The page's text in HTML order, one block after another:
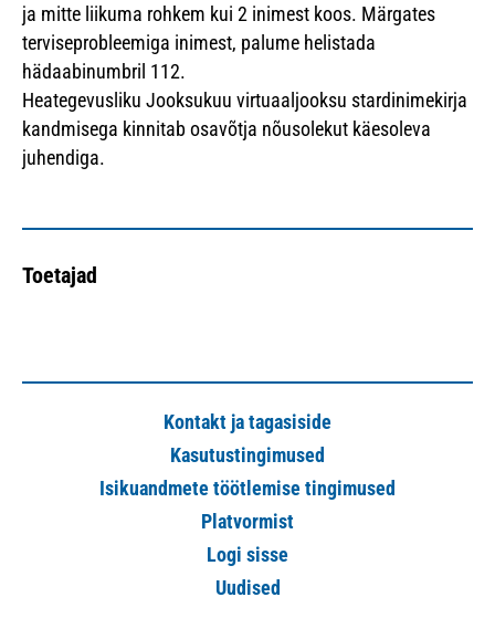
ja mitte liikuma rohkem kui 2 inimest koos. Märgates
terviseprobleemiga inimest, palume helistada
hädaabinumbril 112.
Heategevusliku Jooksukuu virtuaaljooksu stardinimekirja
kandmisega kinnitab osavõtja nõusolekut käesoleva
juhendiga.
Toetajad
Kontakt ja tagasiside
Kasutustingimused
Isikuandmete töötlemise tingimused
Platvormist
Logi sisse
Uudised